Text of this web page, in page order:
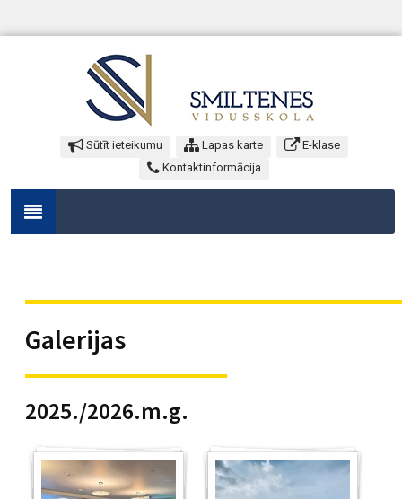
Sūtīt ieteikumu Lapas karte
E-klase
Kontaktinformācija
Galerijas
2025./2026.m.g.